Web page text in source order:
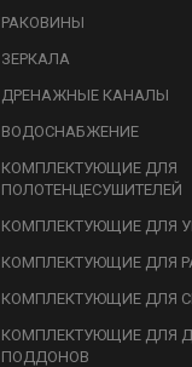
РАКОВИНЫ
ЗЕРКАЛА
ДРЕНАЖНЫЕ КАНАЛЫ
ВОДОСНАБЖЕНИЕ
КОМПЛЕКТУЮЩИЕ ДЛЯ
ПОЛОТЕНЦЕСУШИТЕЛЕЙ
КОМПЛЕКТУЮЩИЕ ДЛЯ
КОМПЛЕКТУЮЩИЕ ДЛЯ
КОМПЛЕКТУЮЩИЕ ДЛЯ
КОМПЛЕКТУЮЩИЕ ДЛЯ
ПОДДОНОВ